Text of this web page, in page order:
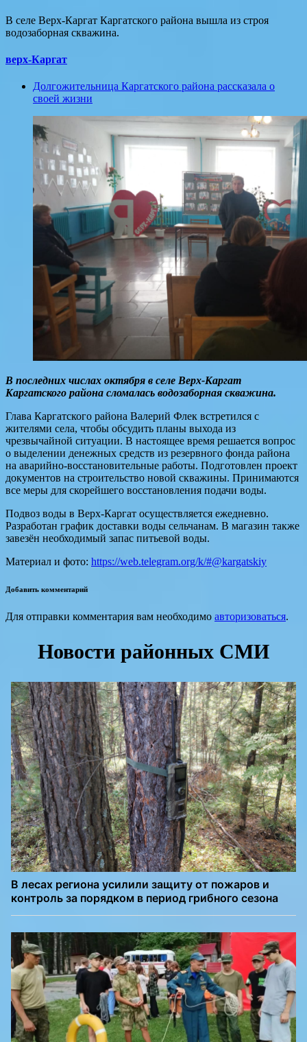
В селе Верх-Каргат Каргатского района вышла из строя
водозаборная скважина.
верх-Каргат
Долгожительница Каргатского района рассказала о
своей жизни
В последних числах октября в селе Верх-Каргат
Каргатского района сломалась водозаборная скважина.
Глава Каргатского района Валерий Флек встретился с
жителями села, чтобы обсудить планы выхода из
чрезвычайной ситуации. В настоящее время решается вопрос
о выделении денежных средств из резервного фонда района
на аварийно-восстановительные работы. Подготовлен проект
документов на строительство новой скважины. Принимаются
все меры для скорейшего восстановления подачи воды.
Подвоз воды в Верх-Каргат осуществляется ежедневно.
Разработан график доставки воды сельчанам. В магазин также
завезён необходимый запас питьевой воды.
Материал и фото: https://web.telegram.org/k/#@kargatskiy
Добавить комментарий
Для отправки комментария вам необходимо авторизоваться.